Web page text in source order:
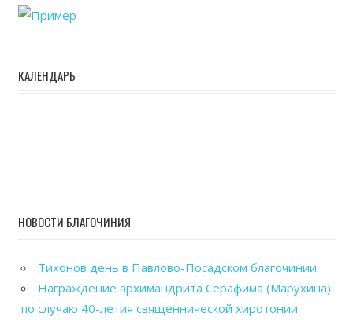
КАЛЕНДАРЬ
НОВОСТИ БЛАГОЧИНИЯ
Тихонов день в Павлово-Посадском благочинии
Награждение архимандрита Серафима (Марухина)
по случаю 40-летия священнической хиротонии